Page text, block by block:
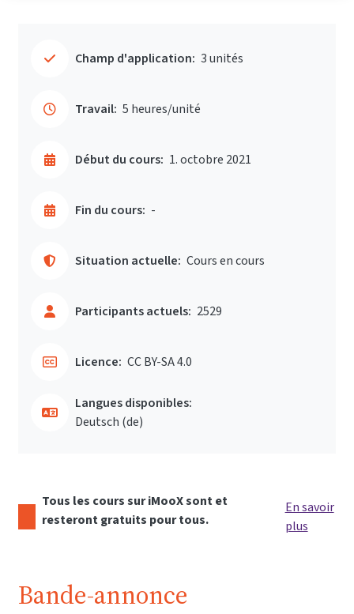
Champ d'application: 3 unités
Travail: 5 heures/unité
Début du cours: 1. octobre 2021
Fin du cours: -
Situation actuelle: Cours en cours
Participants actuels: 2529
Licence: CC BY-SA 4.0
Langues disponibles:
Deutsch ‎(de)‎
Tous les cours sur iMooX sont et
resteront gratuits pour tous.
En savoir
plus
Bande-annonce